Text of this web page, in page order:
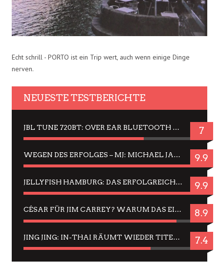
Echt schrill - PORTO ist ein Trip wert, auch wenn einige Dinge
nerven.
NEUESTE TESTBERICHTE
JBL TUNE 720BT: OVER EAR BLUETOOTH KOPFHÖRER UM DIE 50,-€ IM DAUER-TEST 7
WEGEN DES ERFOLGES – MJ: MICHAEL JACKSON MUSICAL IN EINER MATINEE SEHEN 9.9
JELLYFISH HAMBURG: DAS ERFOLGREICHE SOMMER-MENÜ 2025 IN GEFÜHLEN UND BILDERN 9.9
CÉSAR FÜR JIM CARREY? WARUM DAS EINER DER NERVIGSTEN ACTORS IST UND BLEIBT 8.9
JING JING: IN-THAI RÄUMT WIEDER TITEL AB – EIN ZWEI-STUNDEN-ERLEBNISBERICHT 7.4